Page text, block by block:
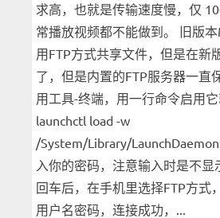
求高，也就是传输速度慢，仅
常播放视频都不能做到。 旧版
用FTP方式共享文件，但是在新
了，但是内置的FTP服务器一直
用工具-终端，用一行命令启用
launchctl load -w
/System/Library/
入你的密码，注意输入时是不显
回车后，在手机里选择FTP方式
用户名密码，连接成功，...